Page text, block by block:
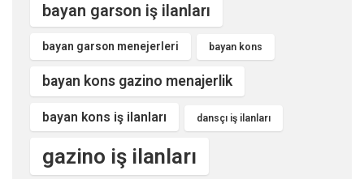
bayan garson iş ilanları
bayan garson menejerleri bayan kons
bayan kons gazino menajerlik
bayan kons iş ilanları dansçı iş ilanları
gazino iş ilanları